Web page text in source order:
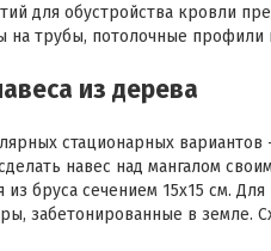
для обустройства кровли
трубы, потолочные профили
из дерева
стационарных
навес над мангалом
из бруса сечением 15х15 см.
забетонированные в земле.